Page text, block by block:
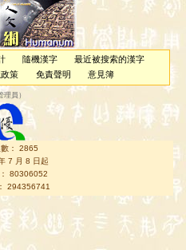
隨機漢字
最近被搜索的漢字
策 免責聲明 意見簿
理員 ）
： 2865
7 月 8 日起
80306052
294356741